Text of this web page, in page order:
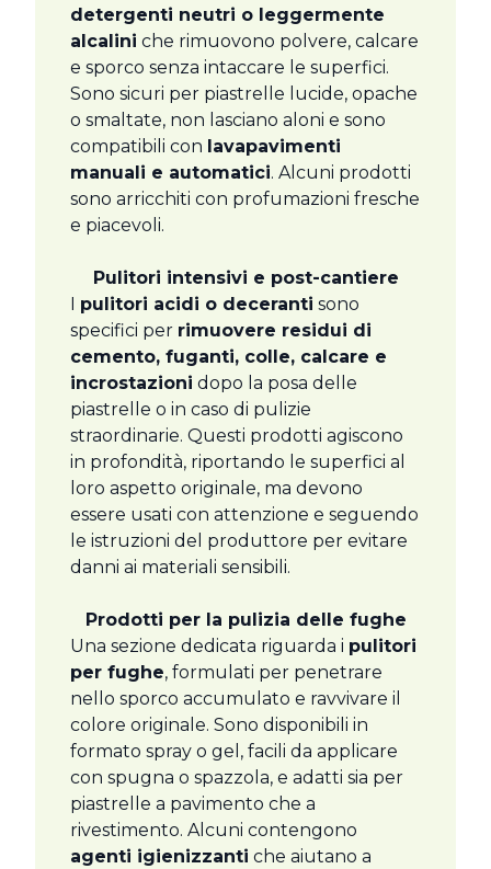
detergenti neutri o leggermente
alcalini che rimuovono polvere, calcare
e sporco senza intaccare le superfici.
Sono sicuri per piastrelle lucide, opache
o smaltate, non lasciano aloni e sono
compatibili con lavapavimenti
manuali e automatici. Alcuni prodotti
sono arricchiti con profumazioni fresche
e piacevoli.
Pulitori intensivi e post-cantiere
I pulitori acidi o deceranti sono
specifici per rimuovere residui di
cemento, fuganti, colle, calcare e
incrostazioni dopo la posa delle
piastrelle o in caso di pulizie
straordinarie. Questi prodotti agiscono
in profondità, riportando le superfici al
loro aspetto originale, ma devono
essere usati con attenzione e seguendo
le istruzioni del produttore per evitare
danni ai materiali sensibili.
Prodotti per la pulizia delle fughe
Una sezione dedicata riguarda i pulitori
per fughe, formulati per penetrare
nello sporco accumulato e ravvivare il
colore originale. Sono disponibili in
formato spray o gel, facili da applicare
con spugna o spazzola, e adatti sia per
piastrelle a pavimento che a
rivestimento. Alcuni contengono
agenti igienizzanti che aiutano a